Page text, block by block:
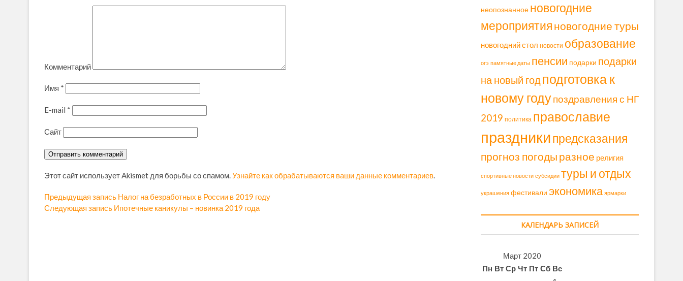
Комментарий
Имя *
E-mail *
Сайт
Этот сайт использует Akismet для борьбы со спамом. Узнайте как обрабатываются ваши данные комментариев
Н
а
Предыдущая запись П
р
Налог на безработных в России в 2019 году
Следующая запись С
Ипотечные каникулы – новинка 2019 года
неопознанное новогодние
мероприятия новогодние туры
новогодний стол новости образование
огэ памятные даты пенсии подарки подарки
на новый год подготовка к
новому годупоздравления с НГ
2019 политика православие
праздникипредсказания
прогноз погоды разное религия
спортивные новости субсидии туры и отдых
украшения фестивали экономика ярмарки
КАЛЕНДАРЬ ЗАПИСЕЙ
Март 2020
Пн Вт Ср Чт Пт Сб Вс